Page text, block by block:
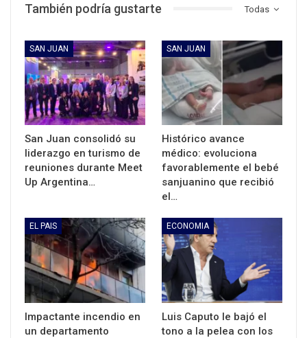
Todas
También podría gustarte
SAN JUAN
San Juan consolidó su
liderazgo en turismo de
reuniones durante Meet
Up Argentina…
SAN JUAN
Histórico avance
médico: evoluciona
favorablemente el bebé
sanjuanino que recibió
el…
EL PAIS
Impactante incendio en
un departamento
ECONOMIA
Luis Caputo le bajó el
tono a la pelea con los